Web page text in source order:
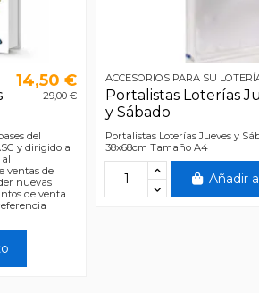
14,50 €
29,00 €
del
y dirigido a
ventas de
nuevas
de venta
ACCESORIOS PARA SU
Portalistas Loterías
y Sábado
Portalistas Loterías Jueves y
38x68cm Tamaño A4
Añadir